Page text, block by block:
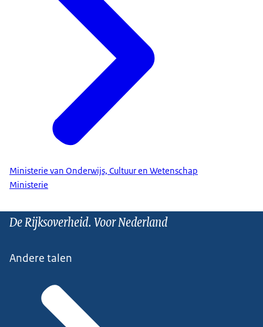
Ministerie van Onderwijs, Cultuur en Wetenschap
Ministerie
De Rijksoverheid. Voor Nederland
Andere talen